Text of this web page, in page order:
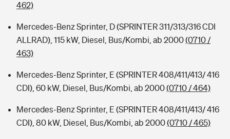
462)
Mercedes-Benz Sprinter, D (SPRINTER 311/313/316 CDI
ALLRAD), 115 kW, Diesel, Bus/Kombi, ab 2000(0710 /
463)
Mercedes-Benz Sprinter, E (SPRINTER 408/411/413/ 416
CDI), 60 kW, Diesel, Bus/Kombi, ab 2000(0710 / 464)
Mercedes-Benz Sprinter, E (SPRINTER 408/411/413/ 416
CDI), 80 kW, Diesel, Bus/Kombi, ab 2000(0710 / 465)